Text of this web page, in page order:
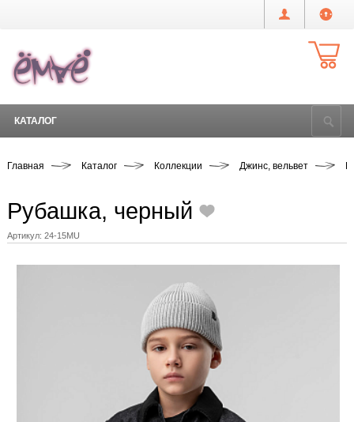
КАТАЛОГ
Главная Каталог Коллекции Джинс, вельвет
Рубашка, черный
Артикул: 24-15MU